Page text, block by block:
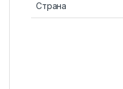
Страна